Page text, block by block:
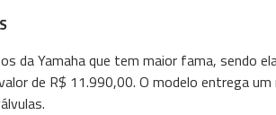
da Yamaha que tem maior fama, sendo
de R$ 11.990,00. O modelo entrega